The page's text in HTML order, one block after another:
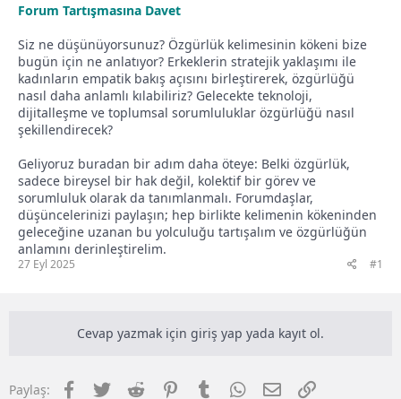
Forum Tartışmasına Davet
Siz ne düşünüyorsunuz? Özgürlük kelimesinin kökeni bize
bugün için ne anlatıyor? Erkeklerin stratejik yaklaşımı ile
kadınların empatik bakış açısını birleştirerek, özgürlüğü
nasıl daha anlamlı kılabiliriz? Gelecekte teknoloji,
dijitalleşme ve toplumsal sorumluluklar özgürlüğü nasıl
şekillendirecek?
Geliyoruz buradan bir adım daha öteye: Belki özgürlük,
sadece bireysel bir hak değil, kolektif bir görev ve
sorumluluk olarak da tanımlanmalı. Forumdaşlar,
düşüncelerinizi paylaşın; hep birlikte kelimenin kökeninden
geleceğine uzanan bu yolculuğu tartışalım ve özgürlüğün
anlamını derinleştirelim.
27 Eyl 2025 #1
Cevap yazmak için giriş yap yada kayıt ol.
Paylaş: Facebook
TwitterReddit PinterestTumblrWhatsApp
E-postaLink